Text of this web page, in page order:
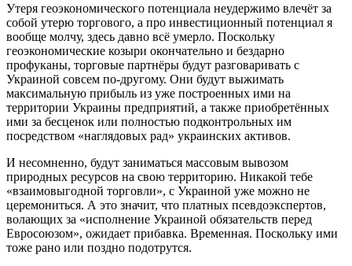
Утеря геоэкономического потенциала неудержимо влечёт за
собой утерю торгового, а про инвестиционный потенциал я
вообще молчу, здесь давно всё умерло. Поскольку
геоэкономические козыри окончательно и бездарно
профуканы, торговые партнёры будут разговаривать с
Украиной совсем по-другому. Они будут выжимать
максимальную прибыль из уже построенных ими на
территории Украины предприятий, а также приобретённых
ими за бесценок или полностью подконтрольных им
посредством «наглядовых рад» украинских активов.
И несомненно, будут заниматься массовым вывозом
природных ресурсов на свою территорию. Никакой тебе
«взаимовыгодной торговли», с Украиной уже можно не
церемониться. А это значит, что платных псевдоэкспертов,
волающих за «исполнение Украиной обязательств перед
Евросоюзом», ожидает прибавка. Временная. Поскольку ими
тоже рано или поздно подотрутся.